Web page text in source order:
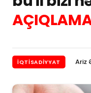
İQTISADIYYAT Ariz